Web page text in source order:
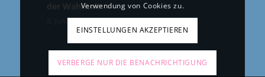
der Wahrheit
8. Juni 2026 - 11:39
Verwendung von Cookies zu.
EINSTELLUNGEN AKZEPTIEREN
VERBERGE NUR DIE BENACHRICHTIGUNG